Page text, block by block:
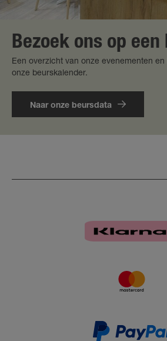
Bezoek ons op een
Een overzicht van onze evenementen
onze beurskalender.
Naar onze beursdata